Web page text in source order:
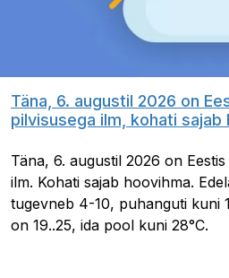
Täna, 6. augustil 2026 on
pilvisusega ilm, kohati sajab
Täna, 6. augustil 2026 on
ilm. Kohati sajab hoovihma.
tugevneb 4-10, puhanguti kuni
on 19..25, ida pool kuni 28°C.